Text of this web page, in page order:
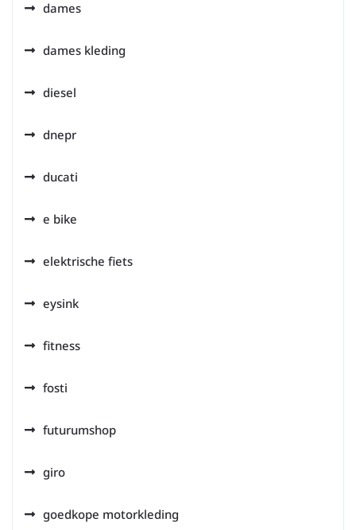
dames
dames kleding
diesel
dnepr
ducati
e bike
elektrische fiets
eysink
fitness
fosti
futurumshop
giro
goedkope motorkleding